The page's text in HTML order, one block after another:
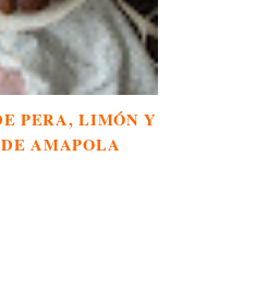
PERA, LIMÓN Y
AMAPOLA